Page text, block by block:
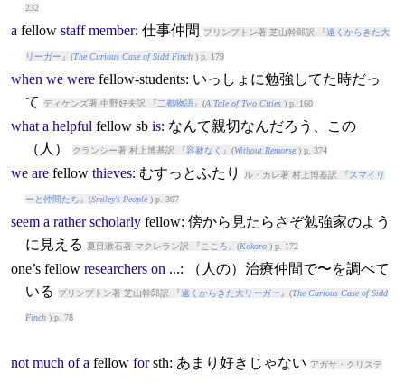
232
a fellow staff member: 仕事仲間 プリンプトン著 芝山幹郎訳 『遠くからきた大
リーガー 』(The Curious Case of Sidd Finch) p. 179
when we were fellow-students: いっしょに勉強してた時だっ
て
ディケンズ著 中野好夫訳 『二都物語』(A Tale of Two Cities) p. 160
what a helpful fellowsb is: なんて親切なんだろう、この
（人）
クランシー著 村上博基訳 『容赦なく 』(Without Remorse) p. 374
we are fellow thieves: むすっとふたり ル・カレ著 村上博基訳 『スマイリ
ーと仲間たち 』(Smiley's People) p. 307
seem a rather scholarly fellow: 傍から見たらさぞ勉強家のよう
に見える
夏目漱石著 マクレラン訳 『 こころ 』(Kokoro) p. 172
one’s fellow researchers on ...: （人の）治療仲間で〜を調べて
いる
プリンプトン著 芝山幹郎訳 『遠くからきた大リーガー 』(The Curious Case of Sidd
Finch) p. 78
not much of a fellow forsth: あまり好きじゃない アガサ・クリステ